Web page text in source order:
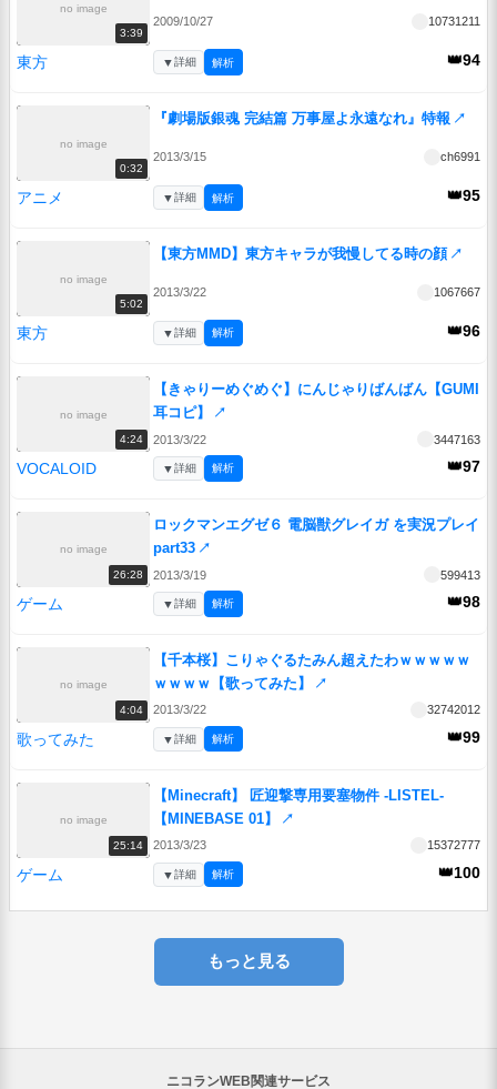
no image
3:39
2009/10/27 10731211
東方 👑94
▼詳細 解析
no image
0:32
『劇場版銀魂 完結篇 万事屋よ永遠なれ』特報 ↗
2013/3/15 ch6991
アニメ 👑95
▼詳細 解析
no image
5:02
【東方MMD】東方キャラが我慢してる時の顔 ↗
2013/3/22 1067667
東方 👑96
▼詳細 解析
no image
4:24
【きゃりーめぐめぐ】にんじゃりばんばん【GUMI
耳コピ】
↗
2013/3/22 3447163
VOCALOID 👑97
▼詳細 解析
no image
26:28
ロックマンエグゼ６ 電脳獣グレイガ を実況プレイ
part33 ↗
2013/3/19 599413
ゲーム 👑98
▼詳細 解析
no image
4:04
【千本桜】こりゃぐるたみん超えたわｗｗｗｗｗ
ｗｗｗｗ【歌ってみた】
↗
2013/3/22 32742012
歌ってみた 👑99
▼詳細 解析
no image
25:14
【Minecraft】 匠迎撃専用要塞物件 -LISTEL-
【MINEBASE 01】
↗
2013/3/23 15372777
ゲーム 👑100
▼詳細 解析
もっと見る
ニコランWEB関連サービス